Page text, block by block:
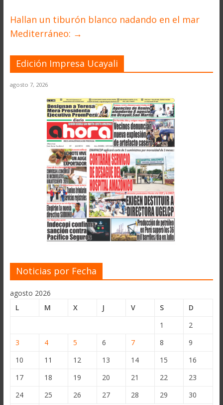
Hallan un tiburón blanco nadando en el mar
Mediterráneo: →
Edición Impresa Ucayali
agosto 7, 2026
Noticias por Fecha
agosto 2026
L
M X J V S
D
1
2
3
4 5 6 7 8
9
10
11 12 13 14 15
16
17
18 19 20 21 22
23
24
25 26 27 28 29
30